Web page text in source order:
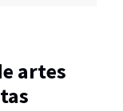
artes